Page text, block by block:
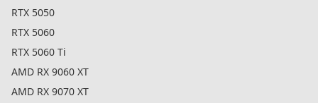
RTX 5050
RTX 5060
RTX 5060 Ti
AMD RX 9060 XT
AMD RX 9070 XT